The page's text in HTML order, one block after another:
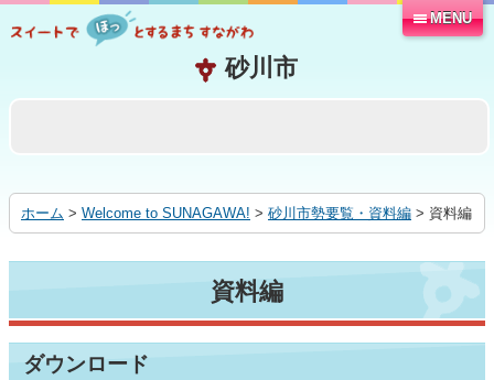
る
MENU
ホーム > Welcome to SUNAGAWA! > 砂川市勢要覧・資料編 > 資料編
資料編
ダウンロード